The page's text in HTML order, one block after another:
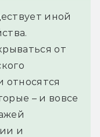
иной
от
относятся
– и вовсе
и